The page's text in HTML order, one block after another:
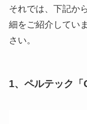
それでは、下記か
細をご紹介してい
さい。
1、ペルテック「